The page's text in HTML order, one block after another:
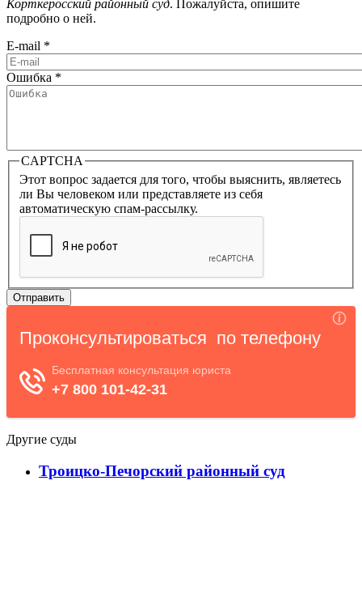
Корткеросский районный суд. Пожалуйста, опишите
подробно о ней.
E-mail *
Ошибка *
CAPTCHA
Этот вопрос задается для того, чтобы выяснить, являетесь
ли Вы человеком или представляете из себя
автоматическую спам-рассылку.
Другие суды
Троицко-Печорский районный суд